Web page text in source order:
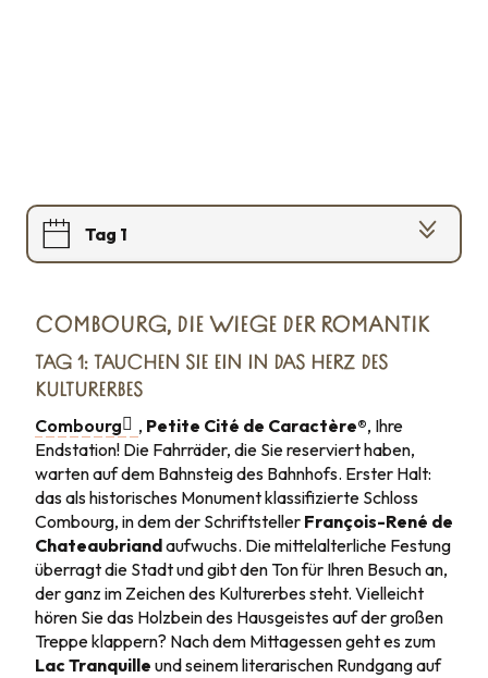
Tag 1
Tag 4
COMBOURG, DIE WIEGE DER ROMANTIK
TAG 1: TAUCHEN SIE EIN IN DAS HERZ DES
KULTURERBES
Combourg , Petite Cité de Caractère®, Ihre
Endstation! Die Fahrräder, die Sie reserviert haben,
warten auf dem Bahnsteig des Bahnhofs. Erster Halt:
das als historisches Monument klassifizierte Schloss
Combourg, in dem der Schriftsteller François-René de
Chateaubriandaufwuchs. Die mittelalterliche Festung
überragt die Stadt und gibt den Ton für Ihren Besuch an,
der ganz im Zeichen des Kulturerbes steht. Vielleicht
hören Sie das Holzbein des Hausgeistes auf der großen
Treppe klappern? Nach dem Mittagessen geht es zum
Lac Tranquille und seinem literarischen Rundgang auf